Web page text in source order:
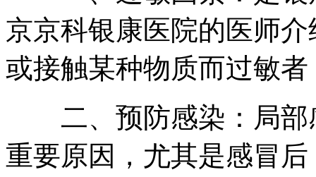
京京科银康医院的医师
或接触某种物质而过敏
二、预防感染：局部
重要原因，尤其是感冒